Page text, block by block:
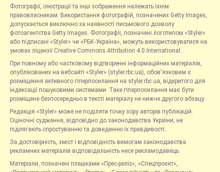
Фотографії, ілюстрації та інші зображення належать їхнім
правовласникам. Використання фотографій, позначених Getty Images,
допускається виключно за наявності письмового дозволу
фотоагентства Getty Images. Фотографії, позначені логотипом «Styler»
або підписані «Styler» чи «РБК-Україна», можуть використовуватися на
умовах ліцензії Creative Commons Attribution 4.0 International.
При повному або частковому відтворенні інформаційних матеріалів,
опублікованих на вебсайті «Styler» (styler.rbc.ua), обов'язковим є
розміщення активного гіперпосилання на styler.rbc.ua, відкритого для
індексації пошуковими системами. Таке гіперпосилання має бути
розміщене безпосередньо в тексті матеріалу не нижче другого абзацу.
Редакція «Styler» може не поділяти точку зору авторів публікацій.
Оціночні судження, відповідно до законодавства України, не
підлягають спростуванню та доведенню їх правдивості.
За достовірність, зміст і відповідність вимогам законодавства
рекламних матеріалів відповідальність несе рекламодавець.
Матеріали, позначені плашками «Прес-реліз», «Спецпроєкт»,